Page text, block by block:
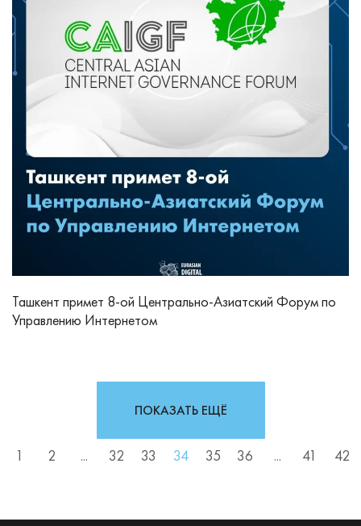
Ташкент примет 8-ой Центрально-Азиатский Форум по
Управлению Интернетом
1 2 ... 32 33 34 35 36 ... 41 42
ПОКАЗАТЬ ЕЩЁ